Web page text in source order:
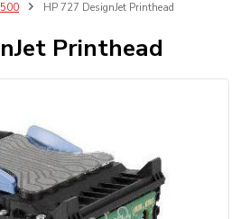
HP 727 DesignJet Printhead
Printhead